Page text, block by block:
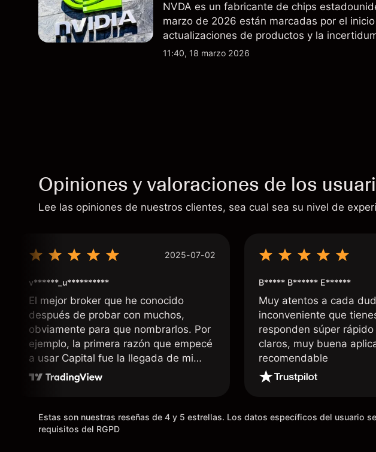
NVDA es un fabricante de chips
marzo de 2026 están marcadas por el
actualizaciones de productos y la
exportaciones del H200 a China. El
11:40, 18 marzo 2026
Opiniones y valoraciones de los
Lee las opiniones de nuestros clientes, sea cual sea su nivel de
2025-07-02
v******_u**********
El mejor broker que he conocido
después de probar con muchos,
obviamente para que nombrarlos. Por
ejemplo, la primera razón que empecé
a usar Capital fue la llegada de mi
dinero de inmediato a mi cuenta
días o tienen mucha burocracia; y la
segunda razón, que te devuelve
B***** B****** E******
Muy atentos a cada
inconveniente que
responden súper
claros, muy buena
recomendable
Estas son nuestras reseñas de 4 y 5 estrellas. Los datos específicos del usuario
requisitos del RGPD